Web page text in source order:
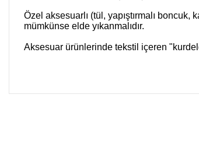
Özel aksesuarlı (tül, yapıştırmalı
mümkünse elde yıkanmalıdır.
Aksesuar ürünlerinde tekstil içeren
Bu ürünün fiyat bilgisi, resim, ürün